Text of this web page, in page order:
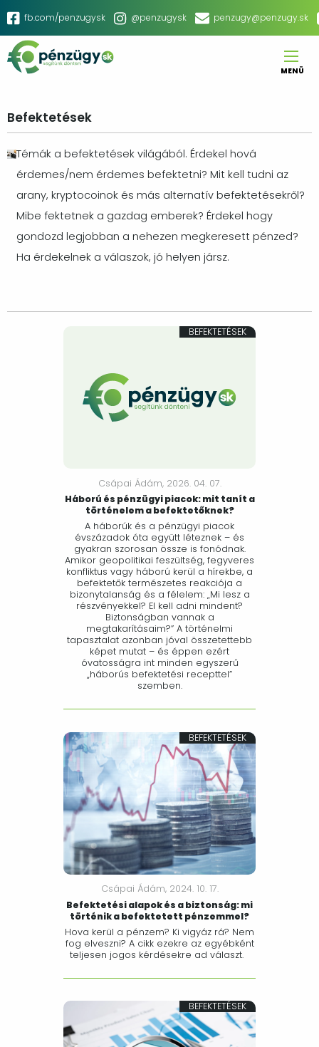
Ugrás
tartalomra
Social
menu
fb.com/penzugysk @penzugysk penzugy@penzugy.sk
MENÜ
Befektetések
Témák a befektetések világából. Érdekel hová
érdemes/nem érdemes befektetni? Mit kell tudni az
arany, kryptocoinok és más alternatív befektetésekről?
Mibe fektetnek a gazdag emberek? Érdekel hogy
gondozd legjobban a nehezen megkeresett pénzed?
Ha érdekelnek a válaszok, jó helyen jársz.
BEFEKTETÉSEK
Csápai Ádám, 2026. 04. 07.
Háború és pénzügyi piacok: mit tanít a
történelem a befektetőknek?
A háborúk és a pénzügyi piacok
évszázadok óta együtt léteznek – és
gyakran szorosan össze is fonódnak.
Amikor geopolitikai feszültség, fegyveres
konfliktus vagy háború kerül a hírekbe, a
befektetők természetes reakciója a
bizonytalanság és a félelem: „Mi lesz a
részvényekkel? El kell adni mindent?
Biztonságban vannak a
megtakarításaim?” A történelmi
tapasztalat azonban jóval összetettebb
képet mutat – és éppen ezért
óvatosságra int minden egyszerű
„háborús befektetési recepttel”
szemben.
BEFEKTETÉSEK
Csápai Ádám, 2024. 10. 17.
Befektetési alapok és a biztonság: mi
történik a befektetett pénzemmel?
Hova kerül a pénzem? Ki vigyáz rá? Nem
fog elveszni? A cikk ezekre az egyébként
teljesen jogos kérdésekre ad választ.
BEFEKTETÉSEK